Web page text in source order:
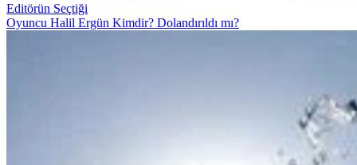
Editörün Seçtiği
Oyuncu Halil Ergün Kimdir? Dolandırıldı mı?